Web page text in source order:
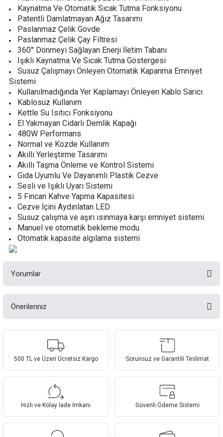
Kaynatma Ve Otomatik Sıcak Tutma Fonksiyonu
Patentli Damlatmayan Ağız Tasarımı
Paslanmaz Çelik Gövde
Paslanmaz Çelik Çay Filtresi
360° Dönmeyi Sağlayan Enerji İletim Tabanı
Işıklı Kaynatma Ve Sıcak Tutma Göstergesi
Susuz Çalışmayı Önleyen Otomatik Kapanma Emniyet
Sistemi
Kullanılmadığında Yer Kaplamayı Önleyen Kablo Sarıcı
Kablosuz Kullanım
Kettle Su Isıtıcı Fonksiyonu
El Yakmayan Cidarlı Demlik Kapağı
480W Performans
Normal ve Közde Kullanım
Akıllı Yerleştirme Tasarımı
Akıllı Taşma Önleme ve Kontrol Sistemi
Gıda Uyumlu Ve Dayanımlı Plastik Cezve
Sesli ve Işıklı Uyarı Sistemi
5 Fincan Kahve Yapma Kapasitesi
Cezve İçini Aydınlatan LED.
Susuz çalışma ve aşırı ısınmaya karşı emniyet sistemi
Manuel ve otomatik bekleme modu
Otomatik kapasite algılama sistemi
Yorumlar
Önerileriniz
Bu ürünün fiyat bilgisi, resim, ürün açıklamalarında ve diğer konularda
yetersiz gördüğünüz noktaları öneri formunu kullanarak tarafımıza
Görüş ve önerileriniz için teşekkür ederiz.
Ürün resmi kalitesiz, bozuk veya görüntülenemiyor.
Ürün açıklamasında eksik bilgiler bulunuyor.
500 TL ve Üzeri Ücretsiz Kargo Sorunsuz ve Garantili Teslimat
Hızlı ve Kolay İade İmkanı Güvenli Ödeme Sistemi